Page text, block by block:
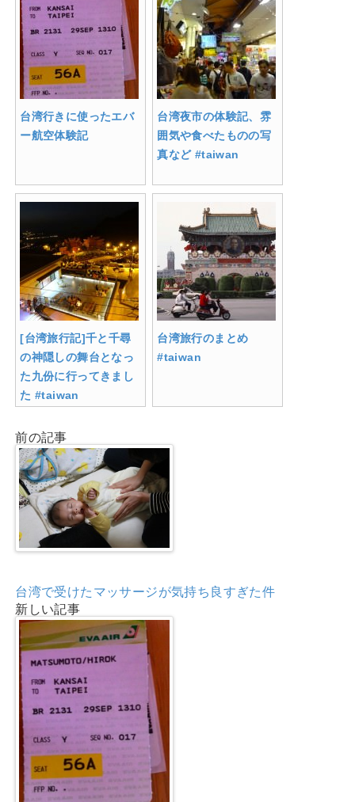
台湾行きに使ったエバ
ー航空体験記
台湾夜市の体験記、雰
囲気や食べたものの写
真など #taiwan
[台湾旅行記]千と千尋
の神隠しの舞台となっ
た九份に行ってきまし
た #taiwan
台湾旅行のまとめ
#taiwan
前の記事
台湾で受けたマッサージが気持ち良すぎた件
新しい記事